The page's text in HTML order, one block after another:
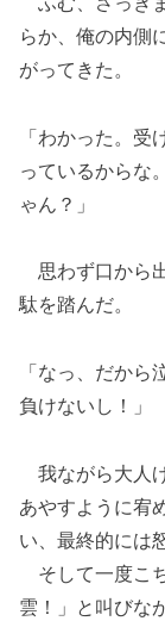
らか、俺の内側
がってきた。
「わかった。
っているからな
ゃん？」
思わず口から
駄を踏んだ。
「なっ、だか
負けないし！」
我ながら大人
あやすように宥
い、最終的には
そして一度こ
雲！」と叫びな